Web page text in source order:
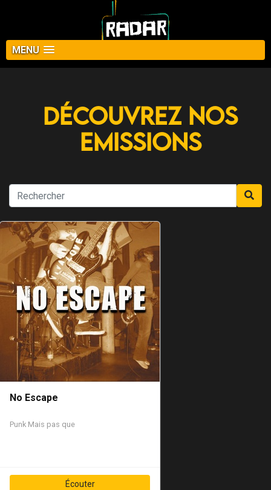
MENU
Découvrez nos
Emissions
No Escape
Punk Mais pas que
Écouter